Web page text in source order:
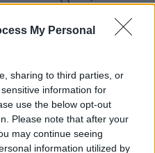
My Personal
sharing to third parties, or
information for
use the below opt-out
Please note that after your
may continue seeing
information utilized by
στη συλλογή σας
Μπορείτε να
επιβιώνουν σε
σας, αγοράστε
ορχιδέες, πετούνιες
να έχουν ακόμη
ψυχική σας υγεία.